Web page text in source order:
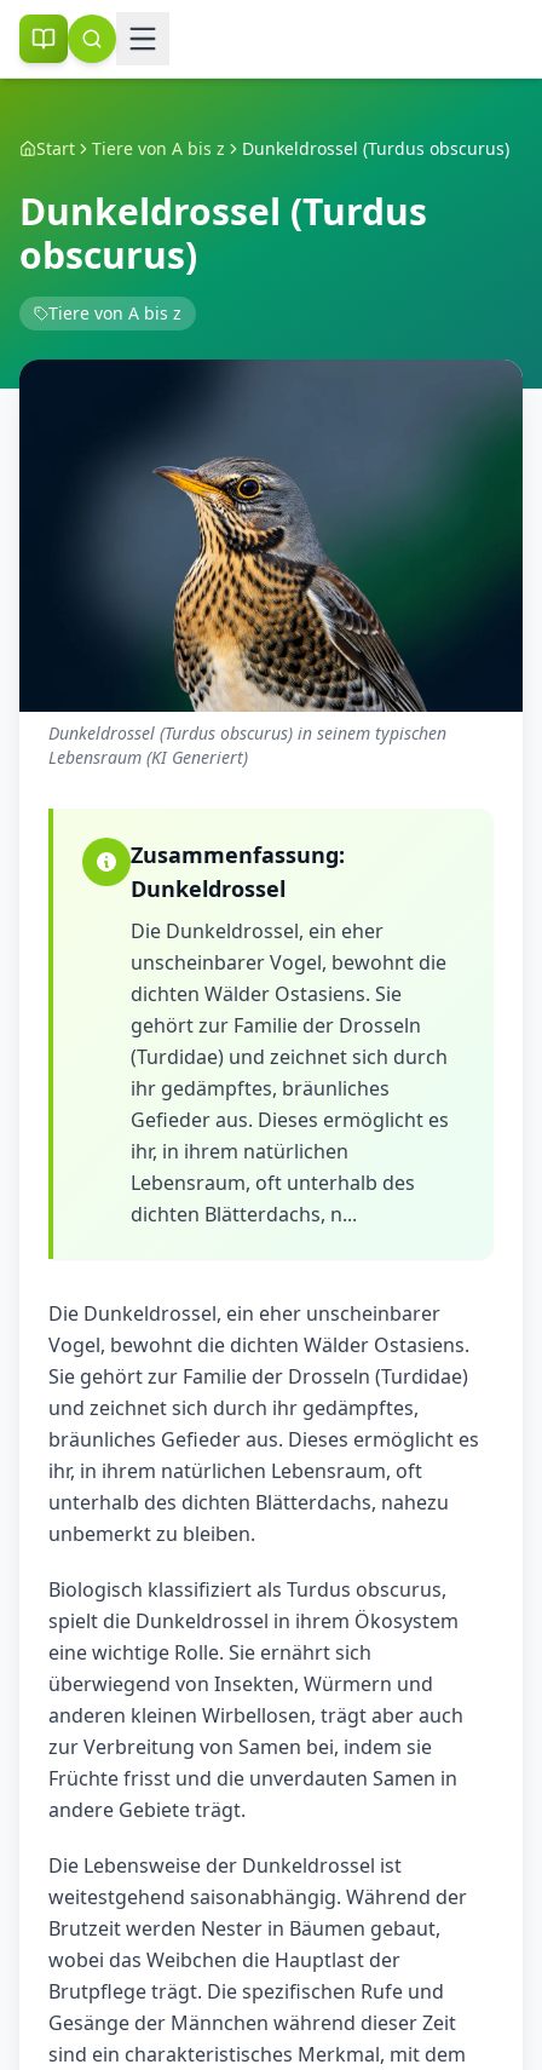
Start Tiere von A bis z Dunkeldrossel (Turdus obscurus)
Dunkeldrossel (Turdus
obscurus)
Tiere von A bis z
Dunkeldrossel (Turdus obscurus) in seinem typischen
Lebensraum (KI Generiert)
Zusammenfassung:
Dunkeldrossel
Die Dunkeldrossel, ein eher
unscheinbarer Vogel, bewohnt die
dichten Wälder Ostasiens. Sie
gehört zur Familie der Drosseln
(Turdidae) und zeichnet sich durch
ihr gedämpftes, bräunliches
Gefieder aus. Dieses ermöglicht es
ihr, in ihrem natürlichen
Lebensraum, oft unterhalb des
dichten Blätterdachs, n...
Die Dunkeldrossel, ein eher unscheinbarer
Vogel, bewohnt die dichten Wälder Ostasiens.
Sie gehört zur Familie der Drosseln (Turdidae)
und zeichnet sich durch ihr gedämpftes,
bräunliches Gefieder aus. Dieses ermöglicht es
ihr, in ihrem natürlichen Lebensraum, oft
unterhalb des dichten Blätterdachs, nahezu
unbemerkt zu bleiben.
Biologisch klassifiziert als Turdus obscurus,
spielt die Dunkeldrossel in ihrem Ökosystem
eine wichtige Rolle. Sie ernährt sich
überwiegend von Insekten, Würmern und
anderen kleinen Wirbellosen, trägt aber auch
zur Verbreitung von Samen bei, indem sie
Früchte frisst und die unverdauten Samen in
andere Gebiete trägt.
Die Lebensweise der Dunkeldrossel ist
weitestgehend saisonabhängig. Während der
Brutzeit werden Nester in Bäumen gebaut,
wobei das Weibchen die Hauptlast der
Brutpflege trägt. Die spezifischen Rufe und
Gesänge der Männchen während dieser Zeit
sind ein charakteristisches Merkmal, mit dem